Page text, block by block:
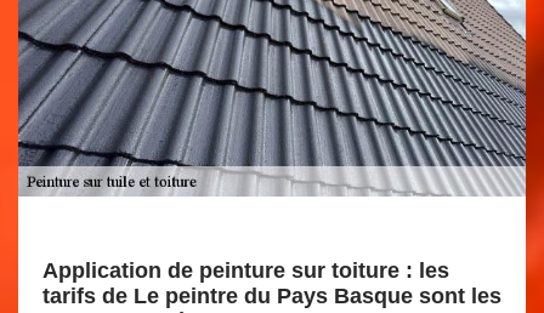
Application de peinture sur toiture : les
tarifs de Le peintre du Pays Basque sont les